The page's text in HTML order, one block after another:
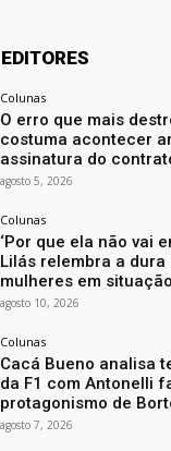
Colunas
O erro que mais
costuma acontecer
assinatura do
agosto 5, 2026
Colunas
‘Por que ela não vai
Lilás relembra a dura
mulheres em
agosto 10, 2026
Colunas
Cacá Bueno analisa
da F1 com Antonelli
protagonismo de
agosto 7, 2026